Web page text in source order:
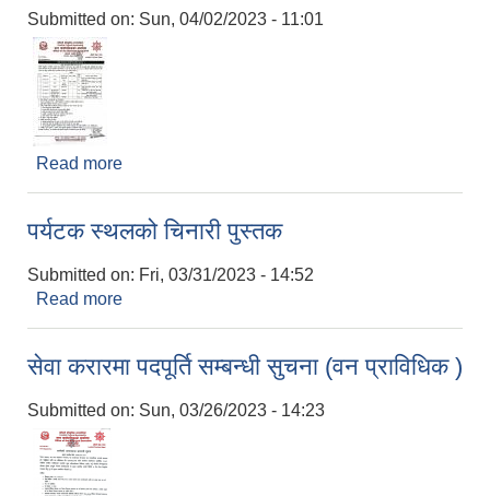
Submitted on: Sun, 04/02/2023 - 11:01
Read more
पर्यटक स्थलको चिनारी पुस्तक
Submitted on: Fri, 03/31/2023 - 14:52
Read more
सेवा करारमा पदपूर्ति सम्बन्धी सुचना (वन प्राविधिक )
Submitted on: Sun, 03/26/2023 - 14:23